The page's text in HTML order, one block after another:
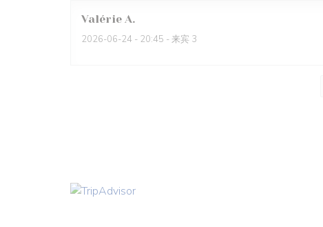
Valérie A
2026-06-24 - 20:45 - 来宾 3